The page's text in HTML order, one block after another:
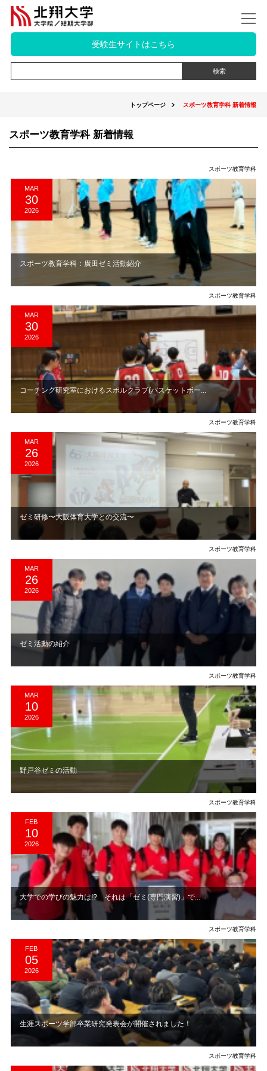
受験生サイトはこちら
トップページ スポーツ教育学科 新着情報
スポーツ教育学科 新着情報
スポーツ教育学科
MAR
30
2026
スポーツ教育学科：廣田ゼミ活動紹介
スポーツ教育学科
MAR
30
2026
コーチング研究室におけるスポルクラブ(バスケットボー...
スポーツ教育学科
MAR
26
2026
ゼミ研修〜大阪体育大学との交流〜
スポーツ教育学科
MAR
26
2026
ゼミ活動の紹介
スポーツ教育学科
MAR
10
2026
野戸谷ゼミの活動
スポーツ教育学科
FEB
10
2026
大学での学びの魅力は!? それは「ゼミ(専門演習)」で...
スポーツ教育学科
FEB
05
2026
生涯スポーツ学部卒業研究発表会が開催されました！
スポーツ教育学科